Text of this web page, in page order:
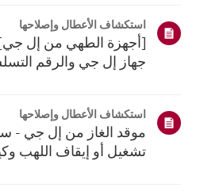
استكشاف الأعطال وإصلاحها
[أجهزة الطهي من إل جي]
جهاز إل جي والرقم
استكشاف الأعطال وإصلاحها
موقد الغاز من إل جي -
تشغيل أو إيقاف اللهب